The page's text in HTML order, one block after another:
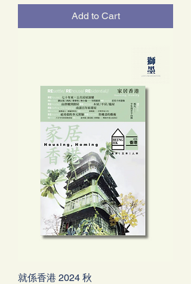
Add to Cart
就係香港 2024 秋